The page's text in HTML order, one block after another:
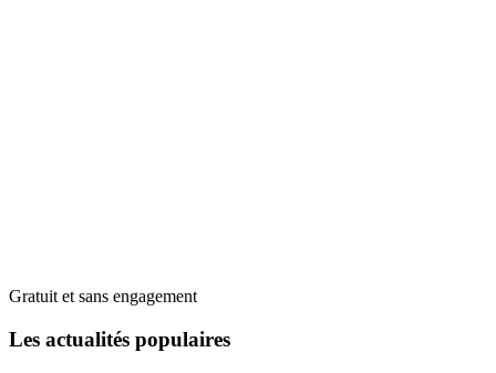
Gratuit et sans engagement
Les actualités populaires